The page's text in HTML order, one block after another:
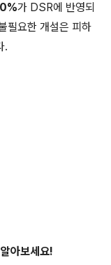
가 DSR에 반영되
필요한 개설은 피하
.
아보세요!